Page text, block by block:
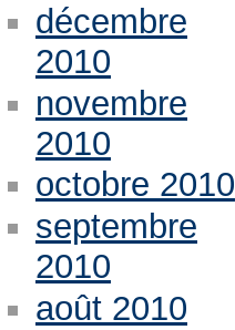
décembre
2010
novembre
2010
octobre 2010
septembre
2010
août 2010